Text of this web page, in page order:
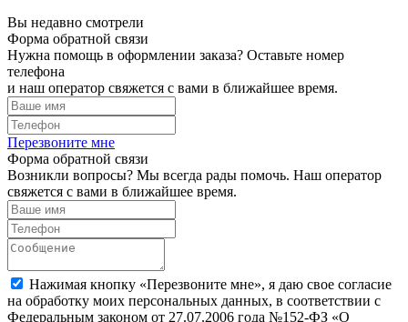
Вы недавно смотрели
Форма обратной связи
Нужна помощь в оформлении заказа? Оставьте номер
телефона
и наш оператор свяжется с вами в ближайшее время.
Перезвоните мне
Форма обратной связи
Возникли вопросы? Мы всегда рады помочь. Наш оператор
свяжется с вами в ближайшее время.
Нажимая кнопку «Перезвоните мне», я даю свое согласие
на обработку моих персональных данных, в соответствии с
Федеральным законом от 27.07.2006 года №152-ФЗ «О